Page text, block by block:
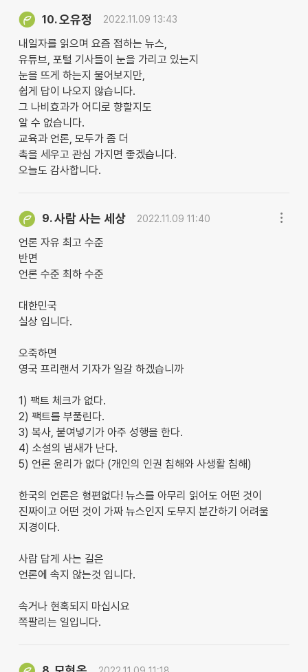
10.오유정 2022.11.09 13:43
내일자를 읽으며 요즘 접하는 뉴스,
유튜브, 포털 기사들이 눈을 가리고 있는지
눈을 뜨게 하는지 물어보지만,
쉽게 답이 나오지 않습니다.
그 나비효과가 어디로 향할지도
알 수 없습니다.
교육과 언론, 모두가 좀 더
촉을 세우고 관심 가지면 좋겠습니다.
오늘도 감사합니다.
9.사람 사는 세상 2022.11.09 11:40
언론 자유 최고 수준
반면
언론 수준 최하 수준
대한민국
실상 입니다.
오죽하면
영국 프리랜서 기자가 일갈 하겠습니까
1) 팩트 체크가 없다.
2) 팩트를 부풀린다.
3) 복사, 붙여넣기가 아주 성행을 한다.
4) 소설의 냄새가 난다.
5) 언론 윤리가 없다 (개인의 인권 침해와 사생활 침해)
한국의 언론은 형편없다! 뉴스를 아무리 읽어도 어떤 것이
진짜이고 어떤 것이 가짜 뉴스인지 도무지 분간하기 어려울
지경이다.
사람 답게 사는 길은
언론에 속지 않는것 입니다.
속거나 현혹되지 마십시요
쪽팔리는 일입니다.